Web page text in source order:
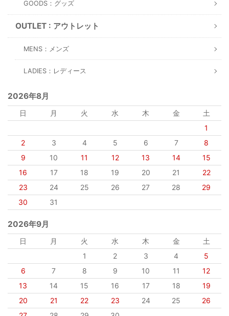
GOODS：グッズ
OUTLET : アウトレット
MENS：メンズ
LADIES：レディース
2026年8月
日 月 火 水 木 金
土
1
2
3 4 5 6 7
8
9
10 11 12 13 14
15
16
17 18 19 20 21
22
23
24 25 26 27 28
29
30
31
2026年9月
日 月 火 水 木 金
土
1
2 3 4
5
6
7 8 9 10 11
12
13
14 15 16 17 18
19
20
21 22 23 24 25
26